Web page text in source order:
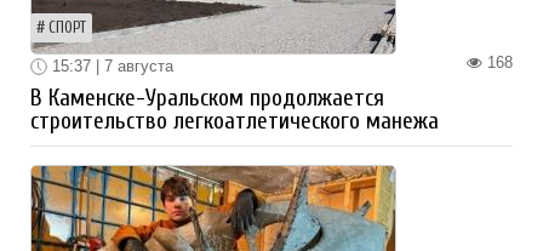
СПОРТ
168
15:37 | 7 августа
В Каменске-Уральском продолжается
строительство легкоатлетического манежа